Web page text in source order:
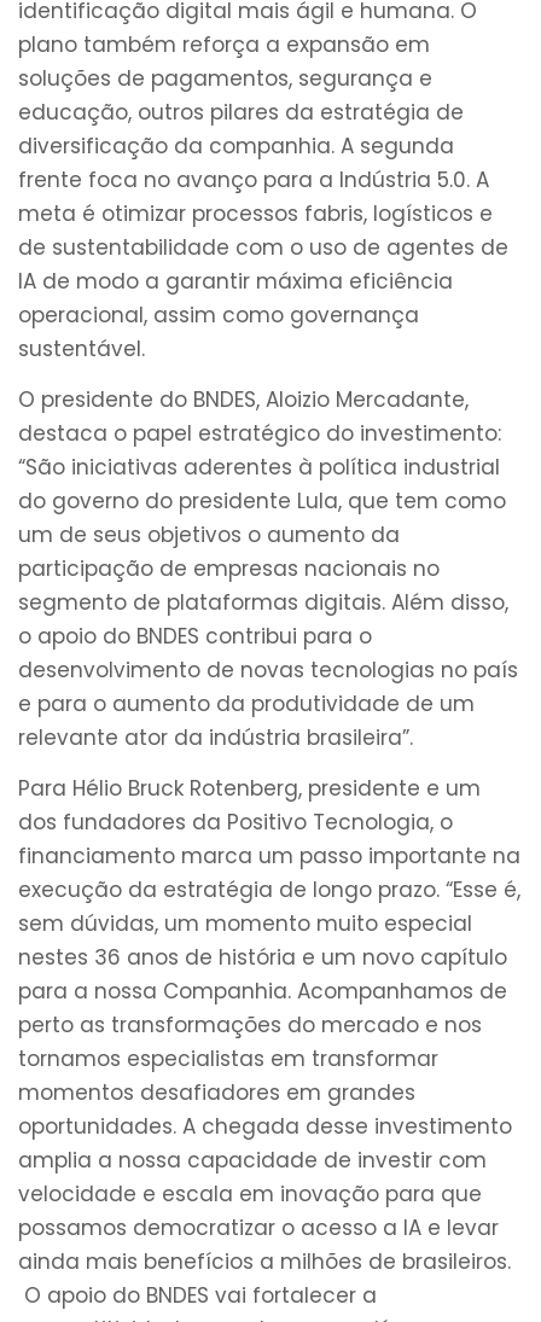
identificação digital mais ágil e humana. O
plano também reforça a expansão em
soluções de pagamentos, segurança e
educação, outros pilares da estratégia de
diversificação da companhia. A segunda
frente foca no avanço para a Indústria 5.0. A
meta é otimizar processos fabris, logísticos e
de sustentabilidade com o uso de agentes de
IA de modo a garantir máxima eficiência
operacional, assim como governança
sustentável.
O presidente do BNDES, Aloizio Mercadante,
destaca o papel estratégico do investimento:
“São iniciativas aderentes à política industrial
do governo do presidente Lula, que tem como
um de seus objetivos o aumento da
participação de empresas nacionais no
segmento de plataformas digitais. Além disso,
o apoio do BNDES contribui para o
desenvolvimento de novas tecnologias no país
e para o aumento da produtividade de um
relevante ator da indústria brasileira”.
Para Hélio Bruck Rotenberg, presidente e um
dos fundadores da Positivo Tecnologia, o
financiamento marca um passo importante na
execução da estratégia de longo prazo. “Esse é,
sem dúvidas, um momento muito especial
nestes 36 anos de história e um novo capítulo
para a nossa Companhia. Acompanhamos de
perto as transformações do mercado e nos
tornamos especialistas em transformar
momentos desafiadores em grandes
oportunidades. A chegada desse investimento
amplia a nossa capacidade de investir com
velocidade e escala em inovação para que
possamos democratizar o acesso a IA e levar
ainda mais benefícios a milhões de brasileiros.
O apoio do BNDES vai fortalecer a